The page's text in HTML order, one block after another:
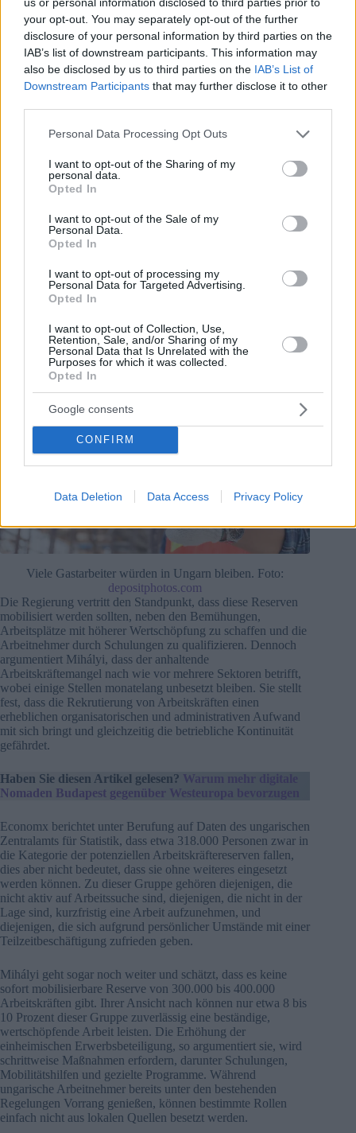
your opt-out. You may separately opt-out of the further
disclosure of your personal information by third parties on the
IAB’s list of downstream participants. This information may
also be disclosed by us to third parties on the IAB’s List of
Downstream Participants that may further disclose it to other
Please note that this website/app uses one or more Google
not limited to your visit or usage behaviour. You may click to
grant or deny consent to Google and its third-party tags to
use your data for below specified purposes in below Google
consent section.
Personal Data Processing Opt Outs
I want to opt-out of the Sharing of my
personal data.
Opted In
I want to opt-out of the Sale of my
Personal Data.
Opted In
I want to opt-out of processing my
Personal Data for Targeted Advertising.
Opted In
I want to opt-out of Collection, Use,
Retention, Sale, and/or Sharing of my
Personal Data that Is Unrelated with the
Purposes for which it was collected.
Opted In
Google consents
CONFIRM
Data Deletion Data Access Privacy Policy
Titelfoto: Pix4free
Tamás Horváth, Eigentümer und Geschäftsführer von
bescheiden bleibt. Er fügte hinzu, dass ausländische
die in der öffentlichen Debatte oft kritisiert werden, wie z.B.
Batteriefabriken – sondern auch für viele inländische kleine
und mittlere Unternehmen unerlässlich sind. Etwa die Hälfte
solchen Unternehmen beschäftigt.
Gibt es genügend einheimische Arbeitskräfte?
Im Mittelpunkt der Debatte steht eine Schlüsselfrage: Können
Ungarns inländische Arbeitskräftereserven ausländische
Arbeitskräfte wirklich ersetzen, wie Tisza im Wahlkampf
Viele Gastarbeiter würden in Ungarn bleiben. Foto:
depositphotos.com
Die Regierung vertritt den Standpunkt, dass diese Reserven
mobilisiert werden sollten, neben den Bemühungen,
Arbeitsplätze mit höherer Wertschöpfung zu schaffen und die
Arbeitnehmer durch Schulungen zu qualifizieren. Dennoch
argumentiert Mihályi, dass der anhaltende
Arbeitskräftemangel nach wie vor mehrere Sektoren betrifft,
wobei einige Stellen monatelang unbesetzt bleiben. Sie stellt
fest, dass die Rekrutierung von Arbeitskräften einen
erheblichen organisatorischen und administrativen Aufwand
mit sich bringt und gleichzeitig die betriebliche Kontinuität
gefährdet.
Haben Sie diesen Artikel gelesen? Warum mehr digitale
Nomaden Budapest gegenüber Westeuropa bevorzugen
Economx berichtet unter Berufung auf Daten des ungarischen
Zentralamts für Statistik, dass etwa 318.000 Personen zwar in
die Kategorie der potenziellen Arbeitskräftereserven fallen,
dies aber nicht bedeutet, dass sie ohne weiteres eingesetzt
werden können. Zu dieser Gruppe gehören diejenigen, die
nicht aktiv auf Arbeitssuche sind, diejenigen, die nicht in der
Lage sind, kurzfristig eine Arbeit aufzunehmen, und
diejenigen, die sich aufgrund persönlicher Umstände mit einer
Teilzeitbeschäftigung zufrieden geben.
Mihályi geht sogar noch weiter und schätzt, dass es keine
sofort mobilisierbare Reserve von 300.000 bis 400.000
Arbeitskräften gibt. Ihrer Ansicht nach können nur etwa 8 bis
10 Prozent dieser Gruppe zuverlässig eine beständige,
wertschöpfende Arbeit leisten. Die Erhöhung der
einheimischen Erwerbsbeteiligung, so argumentiert sie, wird
schrittweise Maßnahmen erfordern, darunter Schulungen,
Mobilitätshilfen und gezielte Programme. Während
ungarische Arbeitnehmer bereits unter den bestehenden
Regelungen Vorrang genießen, können bestimmte Rollen
einfach nicht aus lokalen Quellen besetzt werden.